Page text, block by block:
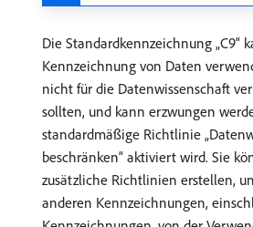
Die Standardkennzeichnung „C9“
Kennzeichnung von Daten
nicht für die Datenwissenschaft
sollten, und kann erzwungen
standardmäßige Richtlinie
beschränken“ aktiviert wird. Sie
zusätzliche Richtlinien erstellen,
anderen Kennzeichnungen,